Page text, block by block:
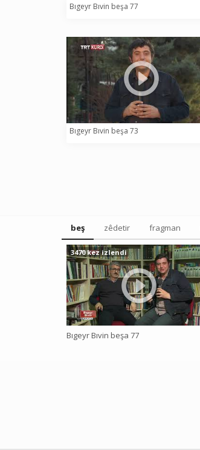
Bıgeyr Bıvin beşa 77
Bıgeyr Bıvin beşa 73
beş zêdetir fragman
Bıgeyr Bıvin beşa 77
3470 kez izlendi